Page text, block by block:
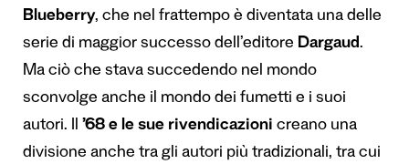
Blueberry, che nel frattempo è diventata una delle
serie di maggior successo dell’editore Dargaud.
Ma ciò che stava succedendo nel mondo
sconvolge anche il mondo dei fumetti e i suoi
autori. Il ’68 e le sue rivendicazioni creano una
divisione anche tra gli autori più tradizionali, tra cui